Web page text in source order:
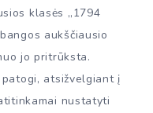
klasės „1794
aukščiausio
jo pritrūksta.
atsižvelgiant į
nustatyti